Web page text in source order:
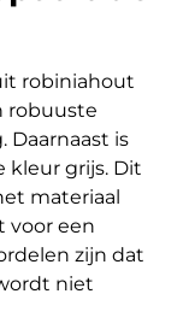
robiniahout
robuuste
Daarnaast is
kleur grijs. Dit
materiaal
voor een
zijn dat
niet